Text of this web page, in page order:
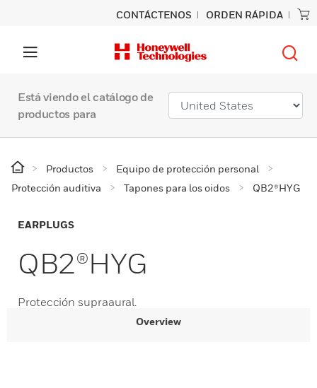
CONTÁCTENOS ORDEN RÁPIDA
Está viendo el catálogo de
productos para
Productos
Equipo de protección personal
Protección auditiva
Tapones para los oidos QB2®HYG
EARPLUGS
QB2®HYG
Protección supraaural.
Overview